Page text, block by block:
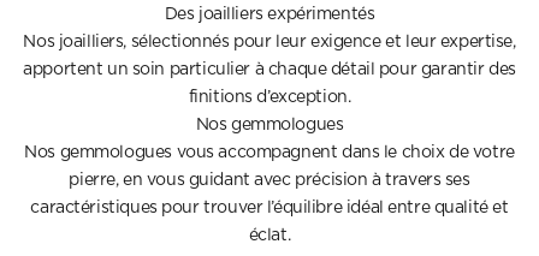
Des joailliers expérimentés
Nos joailliers, sélectionnés pour leur exigence et leur expertise,
apportent un soin particulier à chaque détail pour garantir des
finitions d’exception.
Nos gemmologues
Nos gemmologues vous accompagnent dans le choix de votre
pierre, en vous guidant avec précision à travers ses
caractéristiques pour trouver l’équilibre idéal entre qualité et
éclat.